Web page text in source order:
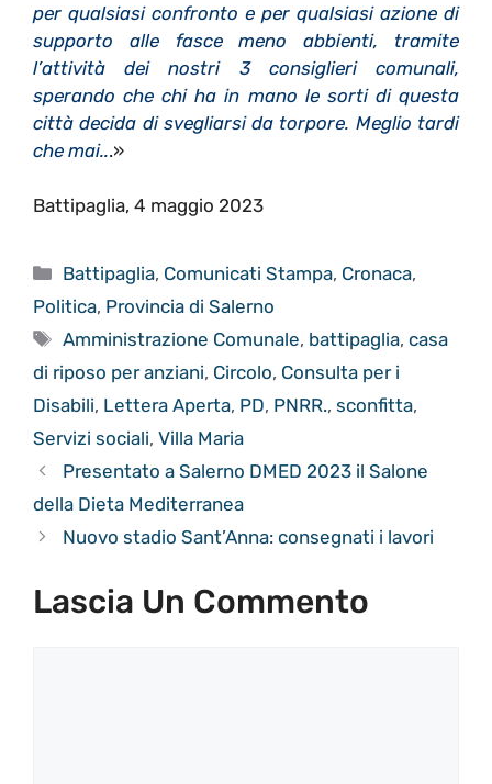
per qualsiasi confronto e per qualsiasi azione di
supporto alle fasce meno abbienti, tramite
l’attività dei nostri 3 consiglieri comunali,
sperando che chi ha in mano le sorti di questa
città decida di svegliarsi da torpore. Meglio tardi
che mai...»
Battipaglia, 4 maggio 2023
Categorie
Battipaglia, Comunicati Stampa, Cronaca,
Politica, Provincia di Salerno
Tag
Amministrazione Comunale, battipaglia,casa
di riposo per anziani, Circolo, Consulta per i
Disabili, Lettera Aperta, PD, PNRR., sconfitta,
Servizi sociali, Villa Maria
Presentato a Salerno DMED 2023 il Salone
della Dieta Mediterranea
Nuovo stadio Sant’Anna: consegnati i lavori
Lascia Un Commento